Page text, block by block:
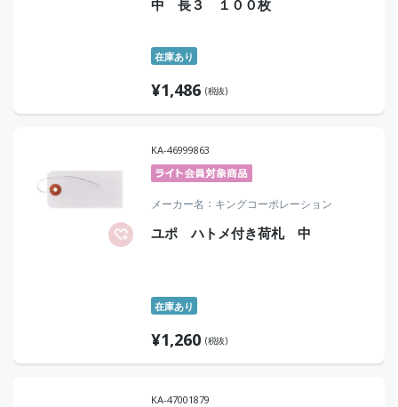
中 長３ １００枚
在庫あり
¥1,486 (税抜)
KA-46999863
メーカー名 キングコーポレーション
ユポ ハトメ付き荷札 中
在庫あり
¥1,260 (税抜)
KA-47001879